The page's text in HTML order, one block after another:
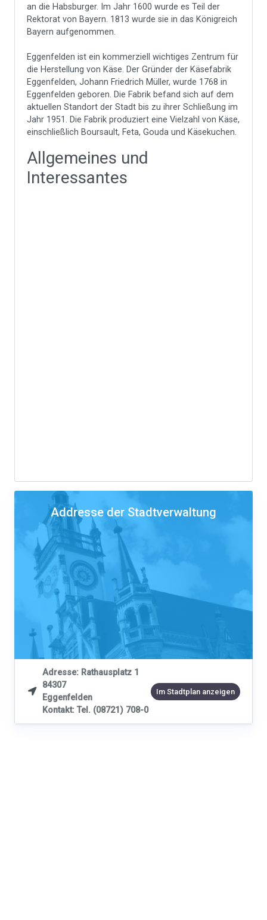
an die Habsburger. Im Jahr 1600 wurde es Teil der
Rektorat von Bayern. 1813 wurde sie in das Königreich
Bayern aufgenommen.
Eggenfelden ist ein kommerziell wichtiges Zentrum für
die Herstellung von Käse. Der Gründer der Käsefabrik
Eggenfelden, Johann Friedrich Müller, wurde 1768 in
Eggenfelden geboren. Die Fabrik befand sich auf dem
aktuellen Standort der Stadt bis zu ihrer Schließung im
Jahr 1951. Die Fabrik produziert eine Vielzahl von Käse,
einschließlich Boursault, Feta, Gouda und Käsekuchen.
Allgemeines und
Interessantes
Addresse der Stadtverwaltung

Adresse: Rathausplatz 1
84307
Eggenfelden
Kontakt: Tel. (08721) 708-0
Im Stadtplan anzeigen